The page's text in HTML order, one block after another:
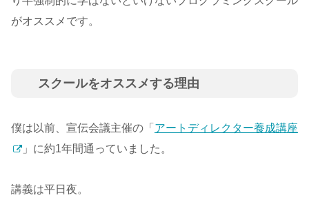
がオススメです。
スクールをオススメする理由
僕は以前、宣伝会議主催の「 アートディレクター養成講座
」に約1年間通っていました。
講義は平日夜。